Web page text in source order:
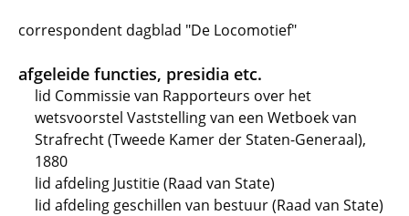
correspondent dagblad "De Locomotief"
afgeleide functies, presidia etc.
lid Commissie van Rapporteurs over het
wetsvoorstel Vaststelling van een Wetboek van
Strafrecht (Tweede Kamer der Staten-Generaal),
1880
lid afdeling Justitie (Raad van State)
lid afdeling geschillen van bestuur (Raad van State)